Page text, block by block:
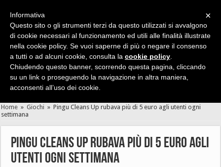
Cerca velocemente news, recensioni, guide, app, giochi ...
Home » Giochi » Pingu Cleans Up rubava più di 5 euro agli utenti ogni
settimana
Pingu Cleans Up rubava più di 5 euro agli
utenti ogni settimana
×
Informativa
Questo sito o gli strumenti terzi da questo utilizzati si avvalgono
di cookie necessari al funzionamento ed utili alle finalità illustrate
nella cookie policy. Se vuoi saperne di più o negare il consenso
a tutti o ad alcuni cookie, consulta la cookie policy
Chiudendo questo banner, scorrendo questa pagina, cliccando
su un link o proseguendo la navigazione in altra maniera,
acconsenti all’uso dei cookie.